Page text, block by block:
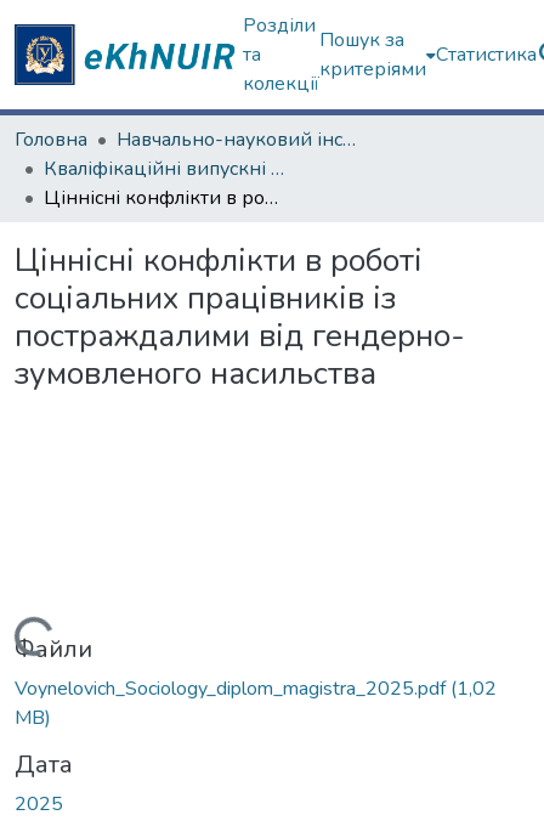
Розділи
та
колекції
Пошук за
критеріями
Статистика
Головна
Навчально-науковий інститут соціології та медіакомунікацій
Кваліфікаційні випускні роботи магістрів. Навчально-науковий інститут соціології та медіакомунікацій
Ціннісні конфлікти в роботі соціальних працівників із постраждалими від гендерно-зумовленого насильства
Ціннісні конфлікти в роботі
соціальних працівників із
постраждалими від гендерно-
зумовленого насильства
Файли
Voynelovich_Sociology_diplom_magistra_2025.pdf(1,02
MB)
Дата
2025